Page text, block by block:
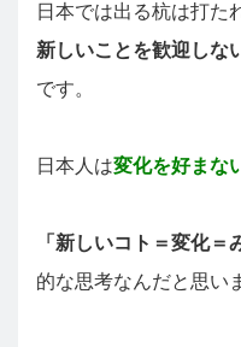
日本では出る杭は打た
新しいことを歓迎しな
です。
日本人は変化を好まな
「新しいコト＝変化＝
的な思考なんだと思い